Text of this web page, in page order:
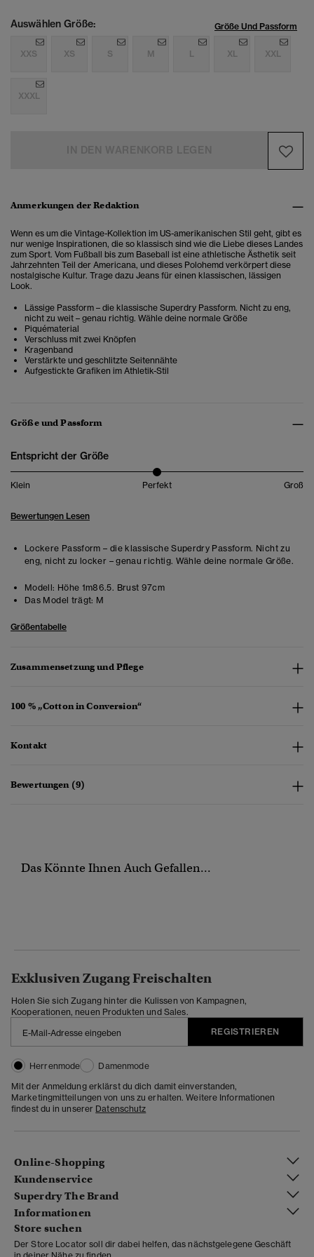
Auswählen Größe: Größe Und Passform
XXS XS S M L XL XXL
XXXL
Anmerkungen der Redaktion
Wenn es um die Vintage-Kollektion im US-amerikanischen Stil geht, gibt es
nur wenige Inspirationen, die so klassisch sind wie die Liebe dieses Landes
zum Sport. Vom Fußball bis zum Baseball ist eine athletische Ästhetik seit
Jahrzehnten Teil der Americana, und dieses Polohemd verkörpert diese
nostalgische Kultur. Trage dazu Jeans für einen klassischen, lässigen
Look.
Lässige Passform – die klassische Superdry Passform. Nicht zu eng,
nicht zu weit – genau richtig. Wähle deine normale Größe
Piquématerial
Verschluss mit zwei Knöpfen
Kragenband
Verstärkte und geschlitzte Seitennähte
Aufgestickte Grafiken im Athletik-Stil
Größe und Passform
Entspricht der Größe
Klein Perfekt Groß
Bewertungen Lesen
Lockere Passform – die klassische Superdry Passform. Nicht zu
eng, nicht zu locker – genau richtig. Wähle deine normale Größe.
Modell: Höhe 1m86.5. Brust 97cm
Das Model trägt: M
Größentabelle
Zusammensetzung und Pflege
100 % „Cotton in Conversion“
Kontakt
Bewertungen (9)
Das Könnte Ihnen Auch Gefallen...
Exklusiven Zugang Freischalten
Holen Sie sich Zugang hinter die Kulissen von Kampagnen,
Kooperationen, neuen Produkten und Sales.
REGISTRIEREN
Herrenmode
Damenmode
Mit der Anmeldung erklärst du dich damit einverstanden,
Marketingmitteilungen von uns zu erhalten. Weitere Informationen
findest du in unserer Datenschutz
Online-Shopping
Kundenservice
Superdry The Brand
Informationen
Store suchen
Der Store Locator soll dir dabei helfen, das nächstgelegene Geschäft